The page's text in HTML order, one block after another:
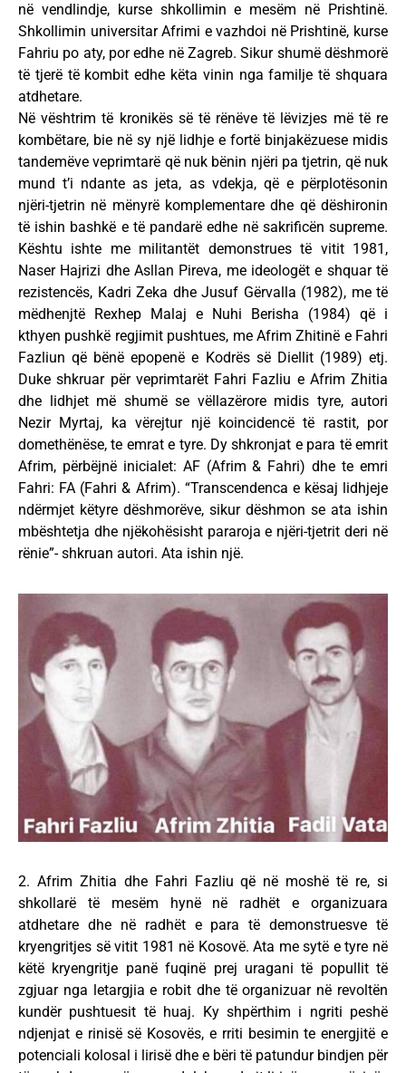
në vendlindje, kurse shkollimin e mesëm në Prishtinë.
Shkollimin universitar Afrimi e vazhdoi në Prishtinë, kurse
Fahriu po aty, por edhe në Zagreb. Sikur shumë dëshmorë
të tjerë të kombit edhe këta vinin nga familje të shquara
atdhetare.
Në vështrim të kronikës së të rënëve të lëvizjes më të re
kombëtare, bie në sy një lidhje e fortë binjakëzuese midis
tandemëve veprimtarë që nuk bënin njëri pa tjetrin, që nuk
mund t’i ndante as jeta, as vdekja, që e përplotësonin
njëri-tjetrin në mënyrë komplementare dhe që dëshironin
të ishin bashkë e të pandarë edhe në sakrificën supreme.
Kështu ishte me militantët demonstrues të vitit 1981,
Naser Hajrizi dhe Asllan Pireva, me ideologët e shquar të
rezistencës, Kadri Zeka dhe Jusuf Gërvalla (1982), me të
mëdhenjtë Rexhep Malaj e Nuhi Berisha (1984) që i
kthyen pushkë regjimit pushtues, me Afrim Zhitinë e Fahri
Fazliun që bënë epopenë e Kodrës së Diellit (1989) etj.
Duke shkruar për veprimtarët Fahri Fazliu e Afrim Zhitia
dhe lidhjet më shumë se vëllazërore midis tyre, autori
Nezir Myrtaj, ka vërejtur një koincidencë të rastit, por
domethënëse, te emrat e tyre. Dy shkronjat e para të emrit
Afrim, përbëjnë inicialet: AF (Afrim & Fahri) dhe te emri
Fahri: FA (Fahri & Afrim). “Transcendenca e kësaj lidhjeje
ndërmjet këtyre dëshmorëve, sikur dëshmon se ata ishin
mbështetja dhe njëkohësisht pararoja e njëri-tjetrit deri në
rënie”- shkruan autori. Ata ishin një.
2. Afrim Zhitia dhe Fahri Fazliu që në moshë të re, si
shkollarë të mesëm hynë në radhët e organizuara
atdhetare dhe në radhët e para të demonstruesve të
kryengritjes së vitit 1981 në Kosovë. Ata me sytë e tyre në
këtë kryengritje panë fuqinë prej uragani të popullit të
zgjuar nga letargjia e robit dhe të organizuar në revoltën
kundër pushtuesit të huaj. Ky shpërthim i ngriti peshë
ndjenjat e rinisë së Kosovës, e rriti besimin te energjitë e
potenciali kolosal i lirisë dhe e bëri të patundur bindjen për